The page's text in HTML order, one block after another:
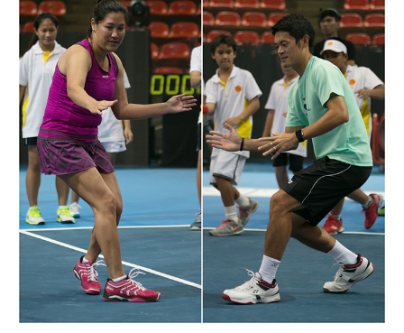
เบลเยี่ยม
สวิสเซอร์แลนด์
โปรตุเกส
สเปน
โครเอเชีย
สโลเวเนีย
มอนเตรเนโกร
บอสเนียและเฮอร์เซโกวีน่า
ญี่ปุ่น
คันโต-โตเกียวและรอบๆ
คันไซ-โอซาก้า เกียวโต
คิวชู – ฟุกุโอกะ ซางะ เปปปุ ยุฟุอิน นางาซากิ